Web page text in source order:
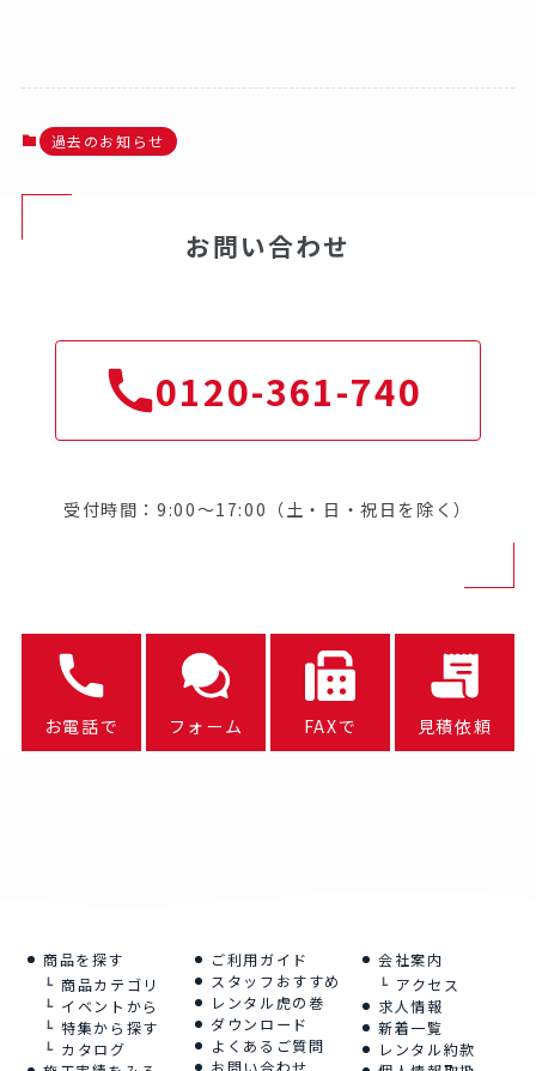
過去のお知らせ
お問い合わせ
0120-361-740
受付時間：9:00～17:00（土・日・祝日を除く）
お電話で フォーム FAXで 見積依頼
商品を探す
商品カテゴリ
イベントから
特集から探す
カタログ
ご利用ガイド
スタッフおすすめ
レンタル虎の巻
ダウンロード
よくあるご質問
お問い合わせ
会社案内
アクセス
求人情報
新着一覧
レンタル約款